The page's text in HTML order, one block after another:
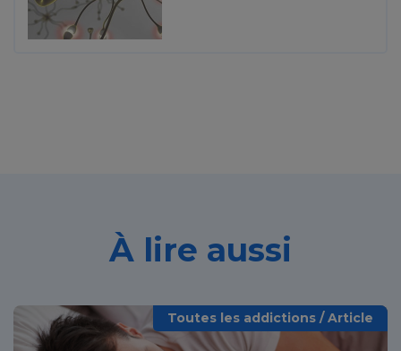
À lire aussi
Toutes les addictions / Article